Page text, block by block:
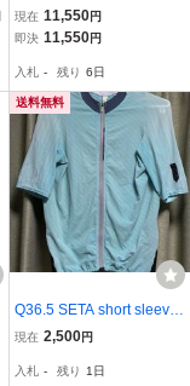
S NORMAL STUDIOS メ
カニズム半袖ジャージ M
イズ ネイビー【値下げ】
現在 11,550円
即決 11,550円
入札 - 残り 6日
送料無料
Q36.5 SETA short sleeve
jersey Sサイズ
現在 2,500円
入札 - 残り 1日